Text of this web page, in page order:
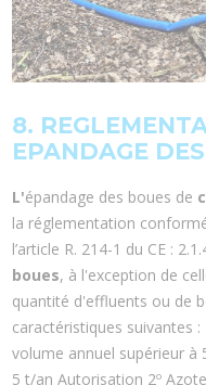
8.
EPANDAGE
L'épandage des boues de
la réglementation
l’article R. 214-1 du CE :
boues, à l'exception de
quantité d'effluents ou de
caractéristiques suivantes
volume annuel supérieur à
5 t/an Autorisation 2º